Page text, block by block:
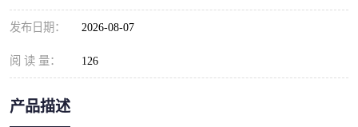
发布日期： 2026-08-07
阅 读 量： 126
产品描述